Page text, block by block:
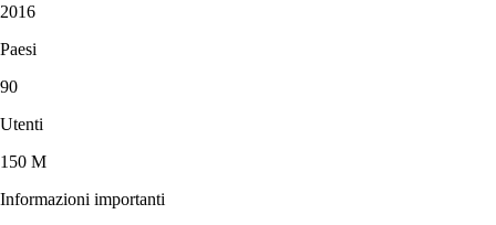
2016
Paesi
90
Utenti
150 M
Informazioni importanti